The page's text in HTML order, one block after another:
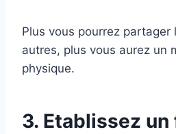
Plus vous pourrez partager
autres, plus vous aurez un
physique.
3. Etablissez